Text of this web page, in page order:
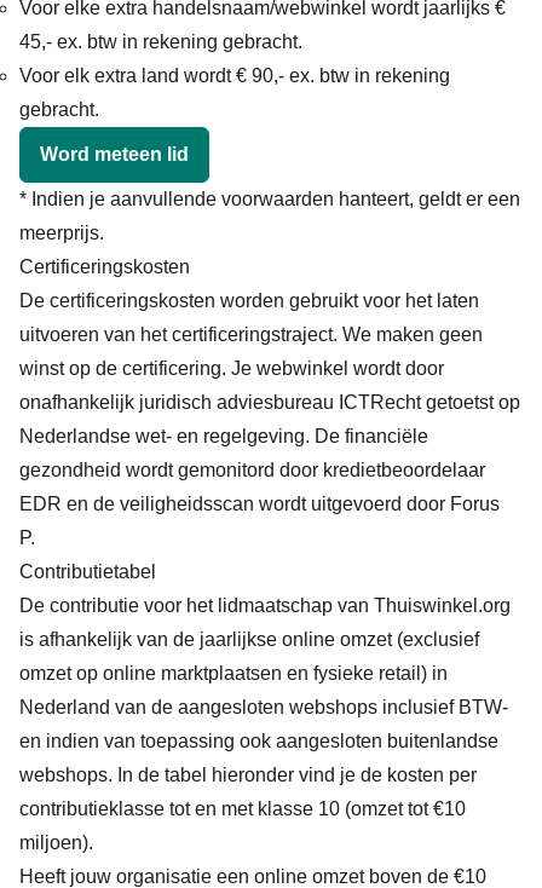
Voor elke extra handelsnaam/webwinkel wordt jaarlijks €
45,- ex. btw in rekening gebracht.
Voor elk extra land wordt € 90,- ex. btw in rekening
gebracht.
Word meteen lid
* Indien je aanvullende voorwaarden hanteert, geldt er een
meerprijs.
Certificeringskosten
De certificeringskosten worden gebruikt voor het laten
uitvoeren van het certificeringstraject. We maken geen
winst op de certificering. Je webwinkel wordt door
onafhankelijk juridisch adviesbureau ICTRecht getoetst op
Nederlandse wet- en regelgeving. De financiële
gezondheid wordt gemonitord door kredietbeoordelaar
EDR en de veiligheidsscan wordt uitgevoerd door Forus
P.
Contributietabel
De contributie voor het lidmaatschap van Thuiswinkel.org
is afhankelijk van de jaarlijkse online omzet (exclusief
omzet op online marktplaatsen en fysieke retail) in
Nederland van de aangesloten webshops inclusief BTW-
en indien van toepassing ook aangesloten buitenlandse
webshops. In de tabel hieronder vind je de kosten per
contributieklasse tot en met klasse 10 (omzet tot €10
miljoen).
Heeft jouw organisatie een online omzet boven de €10